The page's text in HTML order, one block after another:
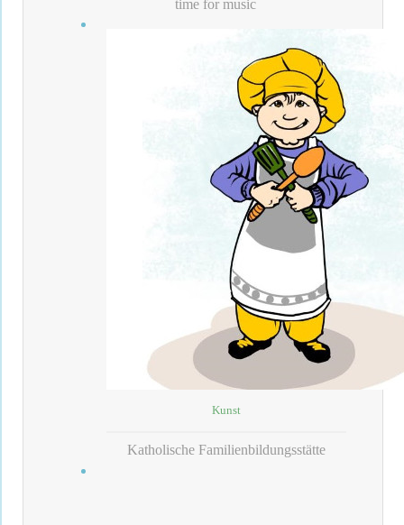
time for music
Kunst
Katholische Familienbildungsstätte